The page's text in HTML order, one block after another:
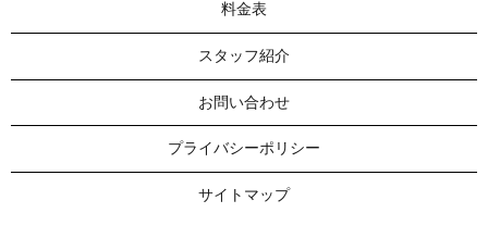
料金表
スタッフ紹介
お問い合わせ
プライバシーポリシー
サイトマップ